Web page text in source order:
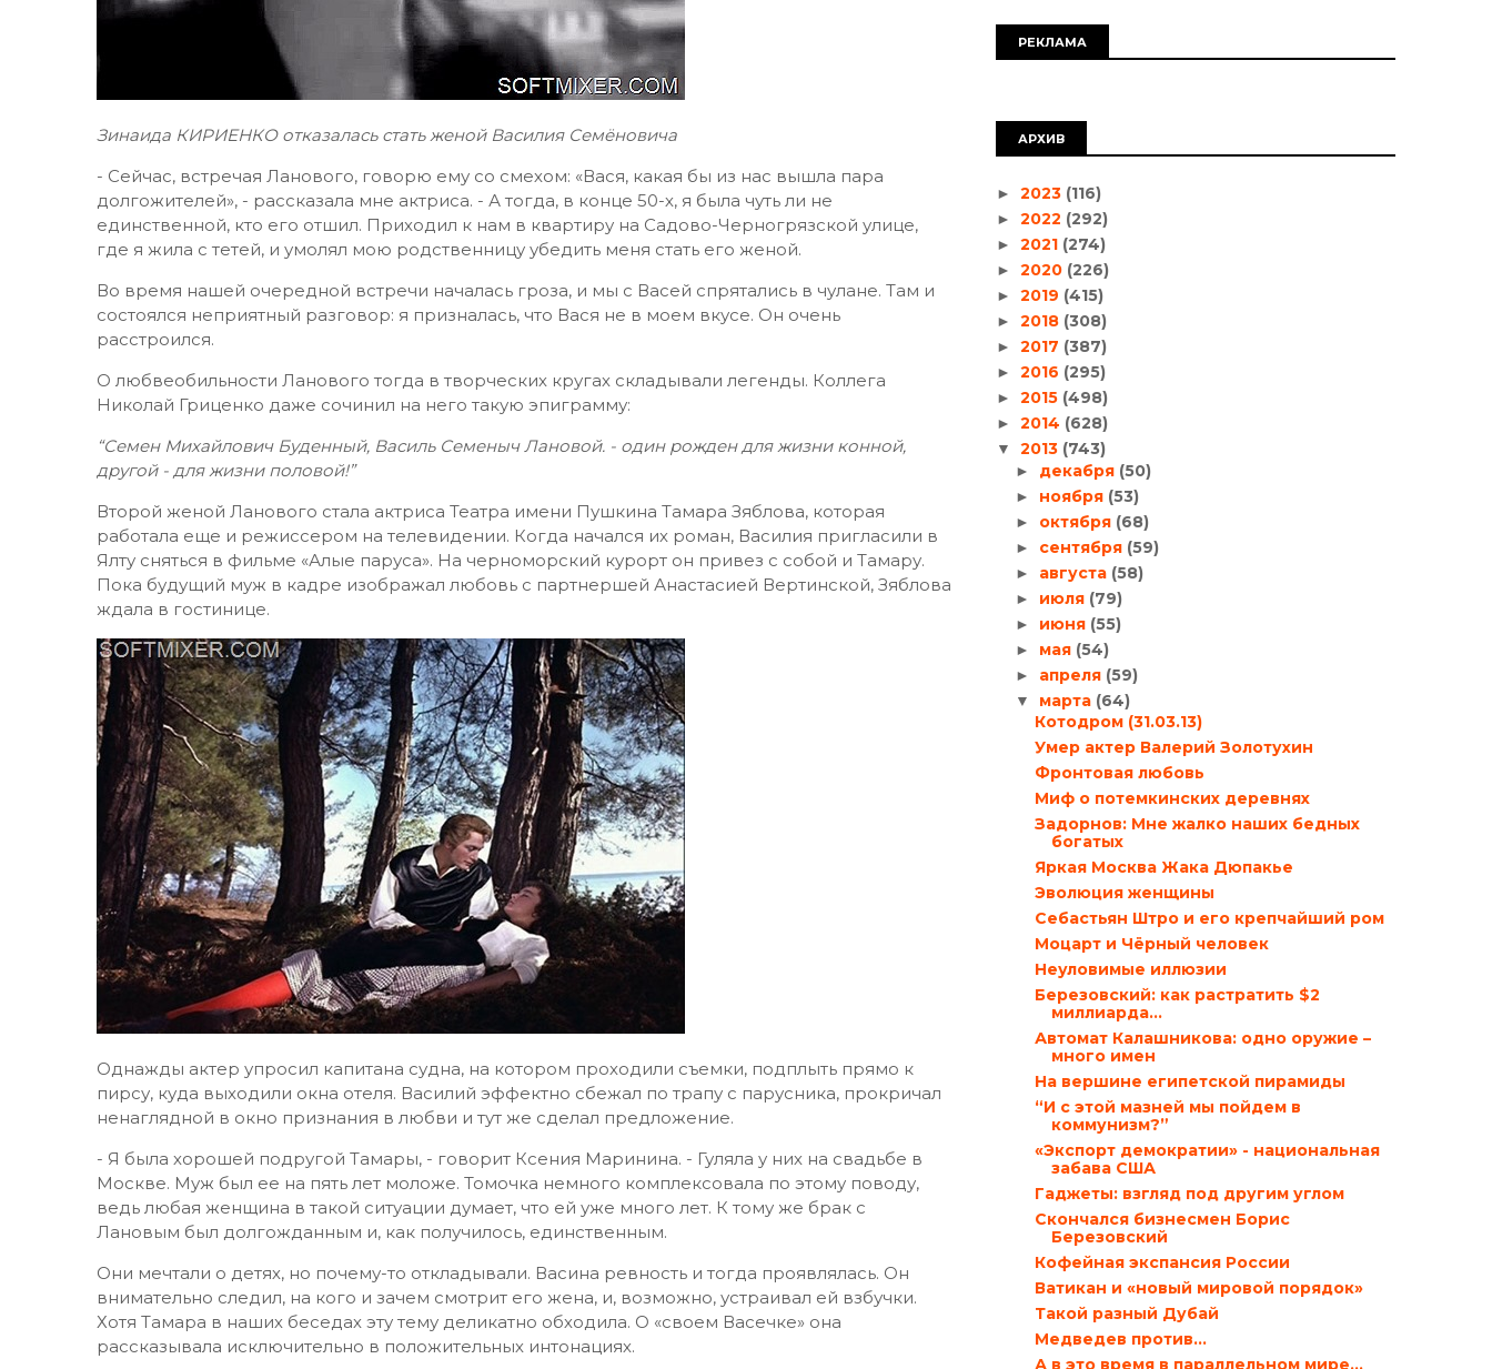
Зинаида КИРИЕНКО отказалась стать женой Василия Семёновича
- Сейчас, встречая Ланового, говорю ему со смехом: «Вася, какая бы из нас вышла пара
долгожителей», - рассказала мне актриса. - А тогда, в конце 50-х, я была чуть ли не
единственной, кто его отшил. Приходил к нам в квартиру на Садово-Черногрязской улице,
где я жила с тетей, и умолял мою родственницу убедить меня стать его женой.
Во время нашей очередной встречи началась гроза, и мы с Васей спрятались в чулане. Там и
состоялся неприятный разговор: я призналась, что Вася не в моем вкусе. Он очень
расстроился.
О любвеобильности Ланового тогда в творческих кругах складывали легенды. Коллега
Николай Гриценко даже сочинил на него такую эпиграмму:
“Семен Михайлович Буденный, Василь Семеныч Лановой. - один рожден для жизни конной,
другой - для жизни половой!”
Второй женой Ланового стала актриса Театра имени Пушкина Тамара Зяблова, которая
работала еще и режиссером на телевидении. Когда начался их роман, Василия пригласили в
Ялту сняться в фильме «Алые паруса». На черноморский курорт он привез с собой и Тамару.
Пока будущий муж в кадре изображал любовь с партнершей Анастасией Вертинской, Зяблова
ждала в гостинице.
Однажды актер упросил капитана судна, на котором проходили съемки, подплыть прямо к
пирсу, куда выходили окна отеля. Василий эффектно сбежал по трапу с парусника, прокричал
ненаглядной в окно признания в любви и тут же сделал предложение.
- Я была хорошей подругой Тамары, - говорит Ксения Маринина. - Гуляла у них на свадьбе в
Москве. Муж был ее на пять лет моложе. Томочка немного комплексовала по этому поводу,
ведь любая женщина в такой ситуации думает, что ей уже много лет. К тому же брак с
Лановым был долгожданным и, как получилось, единственным.
Они мечтали о детях, но почему-то откладывали. Васина ревность и тогда проявлялась. Он
внимательно следил, на кого и зачем смотрит его жена, и, возможно, устраивал ей взбучки.
Хотя Тамара в наших беседах эту тему деликатно обходила. О «своем Васечке» она
рассказывала исключительно в положительных интонациях.
РЕКЛАМА
АРХИВ
► 2023 (116)
► 2022 (292)
► 2021 (274)
► 2020 (226)
► 2019 (415)
► 2018 (308)
► 2017 (387)
► 2016 (295)
► 2015 (498)
► 2014 (628)
▼ 2013 (743)
► декабря (50)
► ноября (53)
► октября (68)
► сентября (59)
► августа (58)
► июля (79)
► июня (55)
► мая (54)
► апреля (59)
▼ марта (64)
Котодром (31.03.13)
Умер актер Валерий Золотухин
Фронтовая любовь
Миф о потемкинских деревнях
Задорнов: Мне жалко наших бедных
богатых
Яркая Москва Жака Дюпакье
Эволюция женщины
Себастьян Штро и его крепчайший ром
Моцарт и Чёрный человек
Неуловимые иллюзии
Березовский: как растратить $2
миллиарда…
Автомат Калашникова: одно оружие –
много имен
На вершине египетской пирамиды
“И с этой мазней мы пойдем в
коммунизм?”
«Экспорт демократии» - национальная
забава США
Гаджеты: взгляд под другим углом
Скончался бизнесмен Борис
Березовский
Кофейная экспансия России
Ватикан и «новый мировой порядок»
Такой разный Дубай
Медведев против…
А в это время в параллельном мире...